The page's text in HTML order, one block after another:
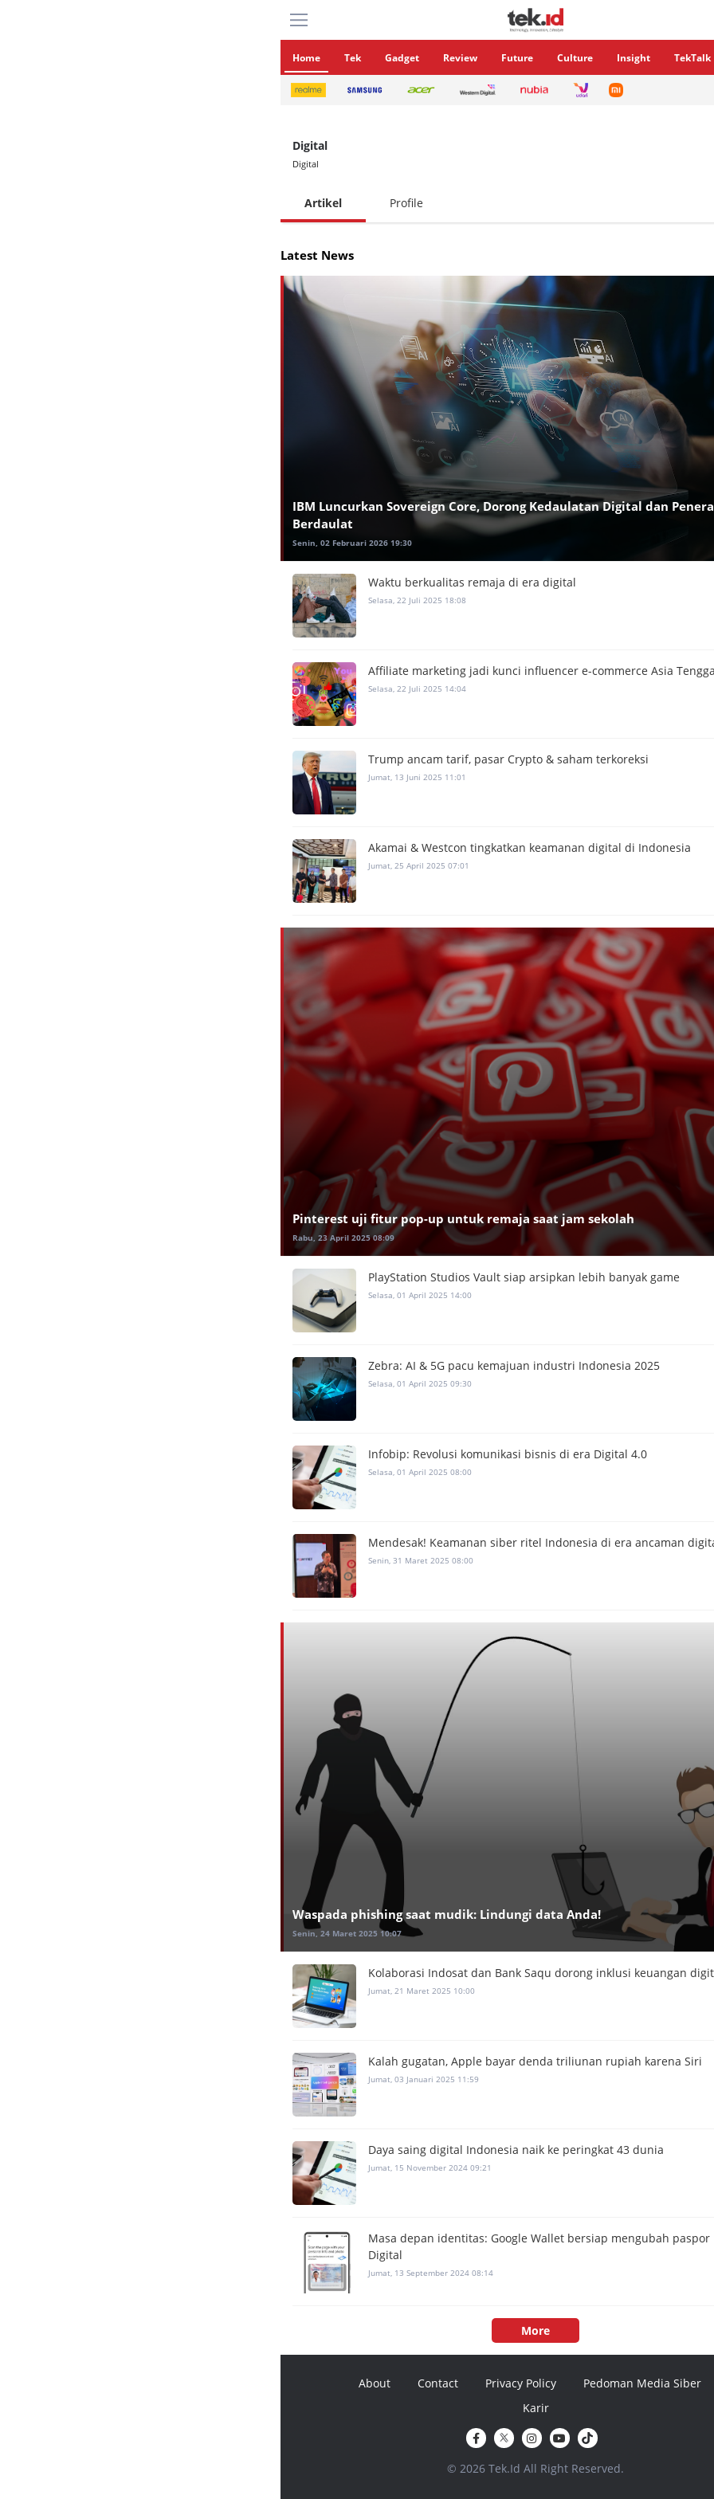
Home Tek Gadget Review Future Culture Insight TekTalk
Digital
Digital
Artikel Profile
Latest News
IBM Luncurkan Sovereign Core, Dorong Kedaulatan Digital dan
Berdaulat
Senin, 02 Februari 2026 19:30
Waktu berkualitas remaja di era digital
Selasa, 22 Juli 2025 18:08
Affiliate marketing jadi kunci influencer e-commerce Asia
Selasa, 22 Juli 2025 14:04
Trump ancam tarif, pasar Crypto & saham terkoreksi
Jumat, 13 Juni 2025 11:01
Akamai & Westcon tingkatkan keamanan digital di Indonesia
Jumat, 25 April 2025 07:01
Pinterest uji fitur pop-up untuk remaja saat jam sekolah
Rabu, 23 April 2025 08:09
PlayStation Studios Vault siap arsipkan lebih banyak game
Selasa, 01 April 2025 14:00
Zebra: AI & 5G pacu kemajuan industri Indonesia 2025
Selasa, 01 April 2025 09:30
Infobip: Revolusi komunikasi bisnis di era Digital 4.0
Selasa, 01 April 2025 08:00
Mendesak! Keamanan siber ritel Indonesia di era ancaman
Senin, 31 Maret 2025 08:00
Waspada phishing saat mudik: Lindungi data Anda!
Senin, 24 Maret 2025 10:07
Kolaborasi Indosat dan Bank Saqu dorong inklusi keuangan
Jumat, 21 Maret 2025 10:00
Kalah gugatan, Apple bayar denda triliunan rupiah karena Siri
Jumat, 03 Januari 2025 11:59
Daya saing digital Indonesia naik ke peringkat 43 dunia
Jumat, 15 November 2024 09:21
Masa depan identitas: Google Wallet bersiap mengubah
Digital
Jumat, 13 September 2024 08:14
More
About Contact Privacy Policy
Pedoman Media Siber
Karir
© 2026 Tek.Id All Right Reserved.